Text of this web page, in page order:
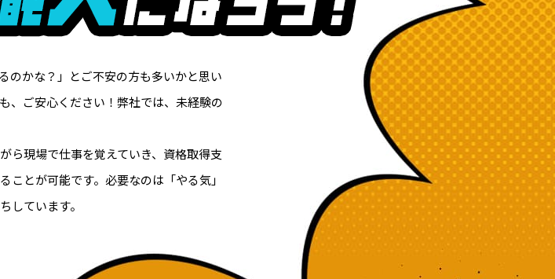
のかな？」とご不安の方も多いかと思い
、ご安心ください！弊社では、未経験の
ら現場で仕事を覚えていき、資格取得支
ことが可能です。必要なのは「やる気」
しています。